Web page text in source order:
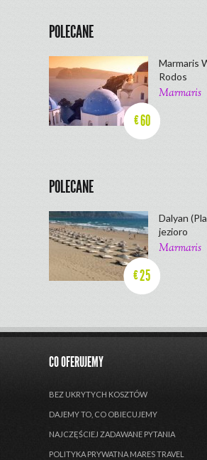
POLECANE
€60
Marmaris
Rodos
Marmaris
POLECANE
€25
Dalyan
jezioro
Marmaris
CO OFERUJEMY
BEZ UKRYTYCH KOSZTÓW
DAJEMY TO, CO OBIECUJEMY
NAJCZĘŚCIEJ ZADAWANE PYTANIA
POLITYKA PRYWATNA MARES TRAVEL